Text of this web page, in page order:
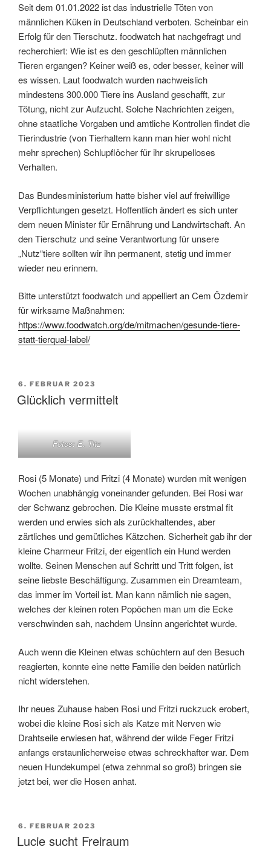
Seit dem 01.01.2022 ist das industrielle Töten von
männlichen Küken in Deutschland verboten. Scheinbar ein
Erfolg für den Tierschutz. foodwatch hat nachgefragt und
recherchiert: Wie ist es den geschlüpften männlichen
Tieren ergangen? Keiner weiß es, oder besser, keiner will
es wissen. Laut foodwatch wurden nachweislich
mindestens 300.000 Tiere ins Ausland geschafft, zur
Tötung, nicht zur Aufzucht. Solche Nachrichten zeigen,
ohne staatliche Vorgaben und amtliche Kontrollen findet die
Tierindustrie (von Tierhaltern kann man hier wohl nicht
mehr sprechen) Schlupflöcher für ihr skrupelloses
Verhalten.
Das Bundesministerium hatte bisher viel auf freiwillige
Verpflichtungen gesetzt. Hoffentlich ändert es sich unter
dem neuen Minister für Ernährung und Landwirtschaft. An
den Tierschutz und seine Verantwortung für unsere
„Nutz“tiere sollten wir ihn permanent, stetig und immer
wieder neu erinnern.
Bitte unterstützt foodwatch und appelliert an Cem Özdemir
für wirksame Maßnahmen:
https://www.foodwatch.org/de/mitmachen/gesunde-tiere-
statt-tierqual-label/
VERÖFFENTLICHT
AM
6. FEBRUAR 2023
Glücklich vermittelt
Fotos: E. Titz
Rosi (5 Monate) und Fritzi (4 Monate) wurden mit wenigen
Wochen unabhängig voneinander gefunden. Bei Rosi war
der Schwanz gebrochen. Die Kleine musste erstmal fit
werden und erwies sich als zurückhaltendes, aber
zärtliches und gemütliches Kätzchen. Sicherheit gab ihr der
kleine Charmeur Fritzi, der eigentlich ein Hund werden
wollte. Seinen Menschen auf Schritt und Tritt folgen, ist
seine liebste Beschäftigung. Zusammen ein Dreamteam,
das immer im Vorteil ist. Man kann nämlich nie sagen,
welches der kleinen roten Popöchen man um die Ecke
verschwinden sah, nachdem Unsinn angerichtet wurde.
Auch wenn die Kleinen etwas schüchtern auf den Besuch
reagierten, konnte eine nette Familie den beiden natürlich
nicht widerstehen.
Ihr neues Zuhause haben Rosi und Fritzi ruckzuck erobert,
wobei die kleine Rosi sich als Katze mit Nerven wie
Drahtseile erwiesen hat, während der wilde Feger Fritzi
anfangs erstaunlicherweise etwas schreckhafter war. Dem
neuen Hundekumpel (etwa zehnmal so groß) bringen sie
jetzt bei, wer die Hosen anhat.
VERÖFFENTLICHT
AM
6. FEBRUAR 2023
Lucie sucht Freiraum